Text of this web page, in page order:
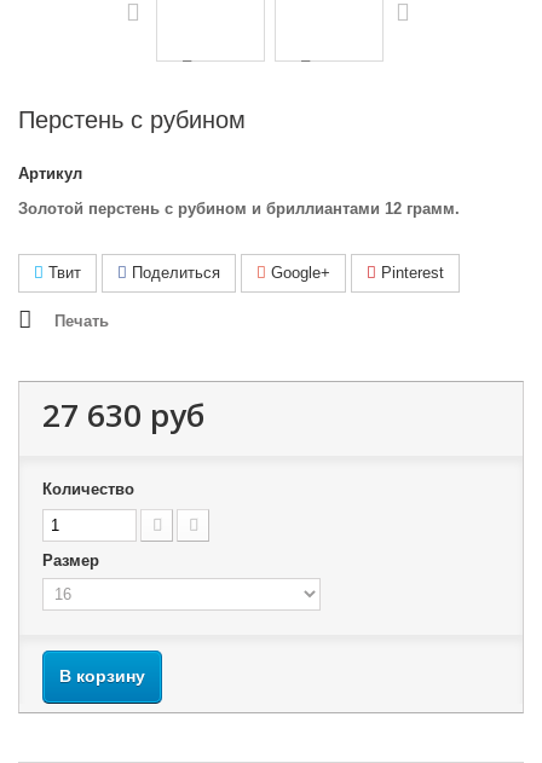
Перстень с рубином
Артикул
Золотой перстень с рубином и бриллиантами 12 грамм.
Твит Поделиться Google+ Pinterest
Печать
27 630 руб
Количество
Размер
В корзину